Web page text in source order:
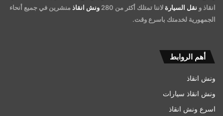
انقاذ و نقل السيارة لاننا تمتلك أكثر من 280 ونش انقاذمنشرين في جميع أنحاء
الجمهورية لخدمتك باسرع وقت.
أهم الروابط
ونش انقاذ
ونش انقاذ سيارات
اسرع ونش انقاذ